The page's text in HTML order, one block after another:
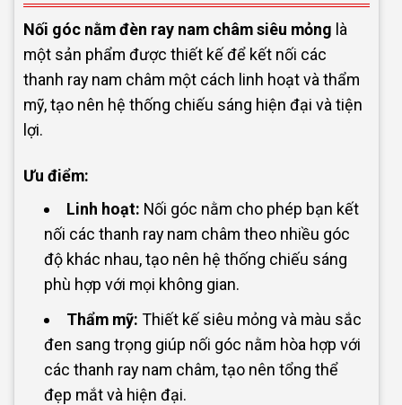
Nối góc nằm đèn ray nam châm siêu mỏng là
một sản phẩm được thiết kế để kết nối các
thanh ray nam châm một cách linh hoạt và thẩm
mỹ, tạo nên hệ thống chiếu sáng hiện đại và tiện
lợi.
Ưu điểm:
Linh hoạt: Nối góc nằm cho phép bạn kết
nối các thanh ray nam châm theo nhiều góc
độ khác nhau, tạo nên hệ thống chiếu sáng
phù hợp với mọi không gian.
Thẩm mỹ: Thiết kế siêu mỏng và màu sắc
đen sang trọng giúp nối góc nằm hòa hợp với
các thanh ray nam châm, tạo nên tổng thể
đẹp mắt và hiện đại.